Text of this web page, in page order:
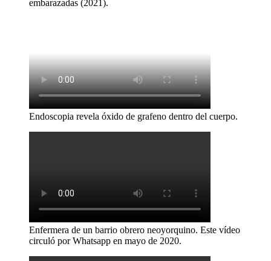
embarazadas (2021).
Endoscopia revela óxido de grafeno dentro del cuerpo.
Enfermera de un barrio obrero neoyorquino. Este vídeo
circuló por Whatsapp en mayo de 2020.